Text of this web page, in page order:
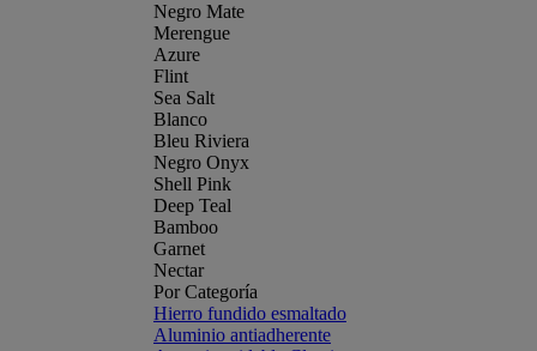
Negro Mate
Merengue
Azure
Flint
Sea Salt
Blanco
Bleu Riviera
Negro Onyx
Shell Pink
Deep Teal
Bamboo
Garnet
Nectar
Por Categoría
Hierro fundido esmaltado
Aluminio antiadherente